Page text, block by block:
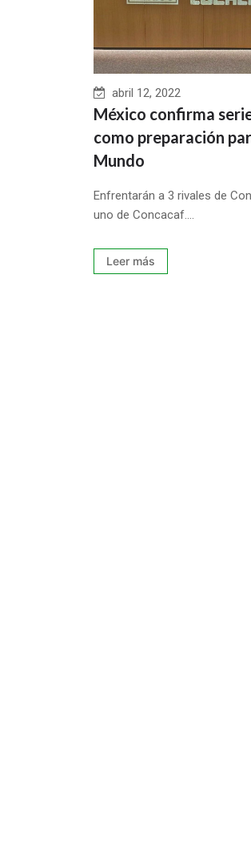
abril 12, 2022
México confirma
como preparación
Mundo
Enfrentarán a 3 rivales de
uno de Concacaf....
Leer más